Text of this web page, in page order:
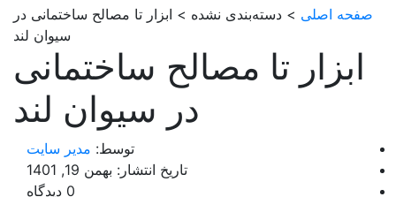
اصلی> دسته‌بندی نشده > ابزار تا مصالح ساختمانی در
سیوان لند
ابزار تا مصالح ساختمانی
در سیوان لند
توسط:مدیر سایت
تاریخ انتشار: بهمن 19, 1401